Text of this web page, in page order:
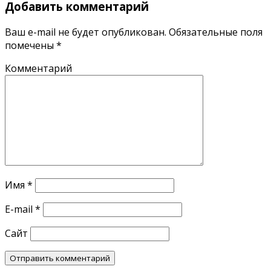
Добавить комментарий
Ваш e-mail не будет опубликован. Обязательные поля
помечены *
Комментарий
Имя *
E-mail *
Сайт